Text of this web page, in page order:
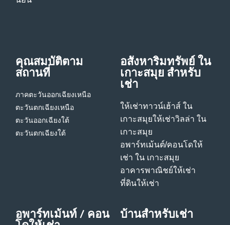
คุณสมบัติตาม
สถานที่
ภาคตะวันออกเฉียงเหนือ
ตะวันตกเฉียงเหนือ
ตะวันออกเฉียงใต้
ตะวันตกเฉียงใต้
อสังหาริมทรัพย์ ใน
เกาะสมุย สําหรับ
เช่า
ให้เช่าทาวน์เฮ้าส์ ใน
เกาะสมุยให้เช่าวิลล่า ใน
เกาะสมุย
อพาร์ทเม้นต์/คอนโดให้
เช่า ใน เกาะสมุย
อาคารพาณิชย์ให้เช่า
ที่ดินให้เช่า
อพาร์ทเม้นท์ / คอน บ้านสําหรับเช่า